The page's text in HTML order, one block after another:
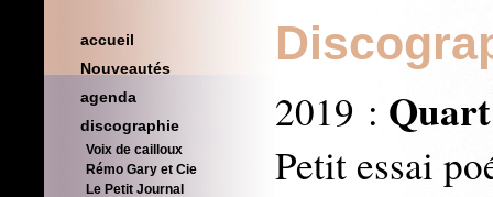
accueil
Nouveautés
agenda
discographie
Voix de cailloux
Rémo Gary et Cie
Le Petit Journal
2019 :
Petit essai